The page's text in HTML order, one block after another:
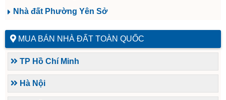
Nhà đất Phường Yên Sở
MUA BÁN NHÀ ĐẤT TOÀN QUỐC
TP Hồ Chí Minh
Hà Nội